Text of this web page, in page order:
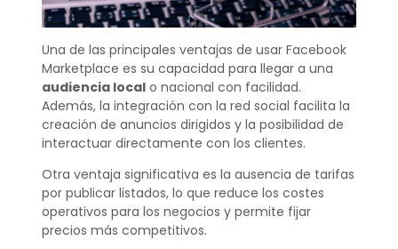
Una de las principales ventajas de usar Facebook
Marketplace es su capacidad para llegar a una
audiencia localo nacional con facilidad.
Además, la integración con la red social facilita la
creación de anuncios dirigidos y la posibilidad de
interactuar directamente con los clientes.
Otra ventaja significativa es la ausencia de tarifas
por publicar listados, lo que reduce los costes
operativos para los negocios y permite fijar
precios más competitivos.